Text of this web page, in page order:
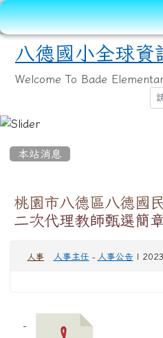
八德國小全球資
Welcome To Bade
本站消息
桃園市八德區八德國
二次代理教師甄選簡
人事 人事主任 - 人事公告 |